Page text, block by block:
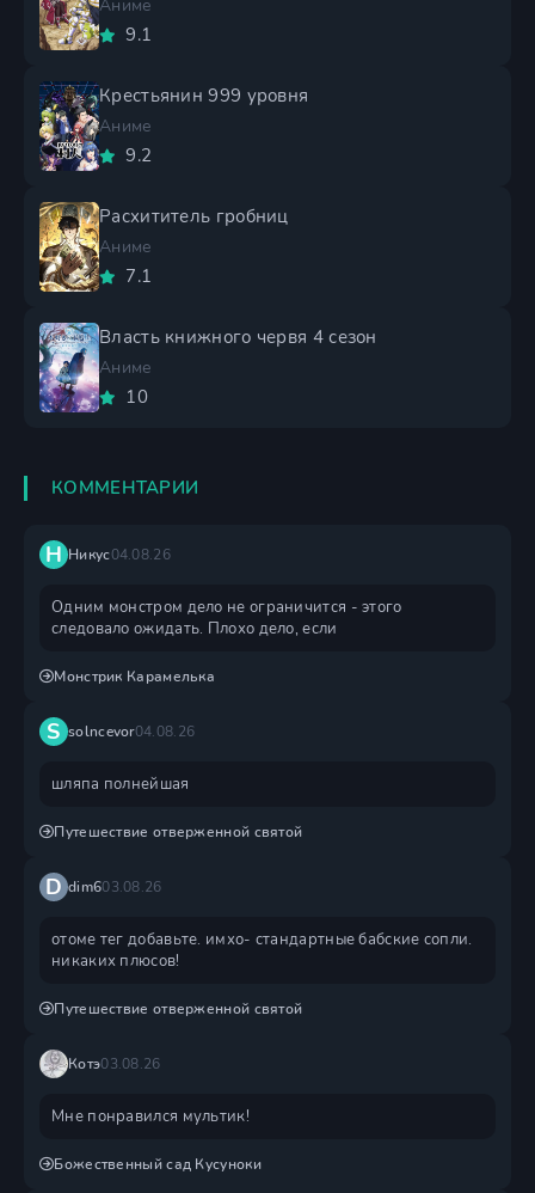
Аниме
9.1
Крестьянин 999 уровня
Аниме
9.2
Расхититель гробниц
Аниме
7.1
Власть книжного червя 4 сезон
Аниме
10
КОММЕНТАРИИ
Н Никус04.08.26
Одним монстром дело не ограничится - этого
следовало ожидать. Плохо дело, если
Монстрик Карамелька
S solncevor04.08.26
шляпа полнейшая
Путешествие отверженной святой
D dim603.08.26
отоме тег добавьте. имхо- стандартные бабские сопли.
никаких плюсов!
Путешествие отверженной святой
Котэ03.08.26
Мне понравился мультик!
Божественный сад Кусуноки